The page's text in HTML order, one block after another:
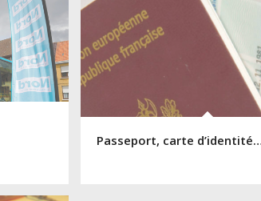
Passeport, carte